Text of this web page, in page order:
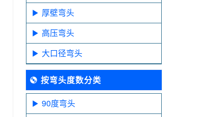
厚壁弯头
高压弯头
大口径弯头
按弯头度数分类
90度弯头